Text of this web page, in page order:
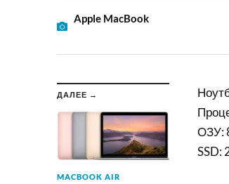
Apple MacBook
ДАЛЕЕ →
MACBOOK AIR
ОЗУ:
SSD: